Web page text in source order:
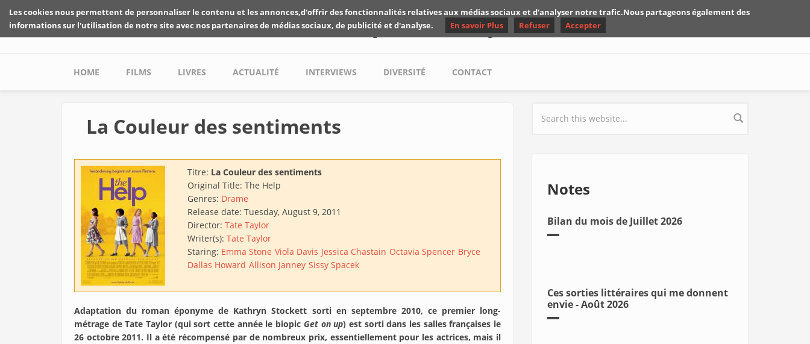
Skip to main content
Les critiques de Yuyine
Main menu
HOME FILMS LIVRES ACTUALITÉ INTERVIEWS DIVERSITÉ CONTACT
La Couleur des sentiments
Titre: La Couleur des sentiments
Original Title: The Help
Genres: Drame
Release date: Tuesday, August 9, 2011
Director: Tate Taylor
Writer(s): Tate Taylor
Staring: Emma Stone Viola Davis Jessica Chastain Octavia Spencer Bryce
Dallas Howard Allison Janney Sissy Spacek
Adaptation du roman éponyme de Kathryn Stockett sorti en septembre 2010, ce premier long-
métrage de Tate Taylor (qui sort cette année le biopic Get on up) est sorti dans les salles françaises le
26 octobre 2011. Il a été récompensé par de nombreux prix, essentiellement pour les actrices, mais il
Search form
Notes
Bilan du mois de Juillet 2026
Ces sorties littéraires qui me donnent
envie - Août 2026
Les cookies nous permettent de personnaliser le contenu et les annonces,d'offrir des fonctionnalités relatives aux médias sociaux et d'analyser notre trafic.Nous partageons également des
informations sur l'utilisation de notre site avec nos partenaires de médias sociaux, de publicité et d'analyse.
En savoir Plus Refuser Accepter